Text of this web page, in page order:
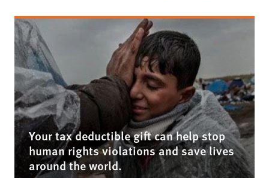
Your tax deductible gift can help stop
human rights violations and save lives
around the world.